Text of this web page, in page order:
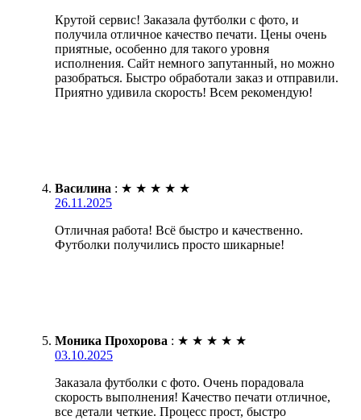
Крутой сервис! Заказала футболки с фото, и
получила отличное качество печати. Цены очень
приятные, особенно для такого уровня
исполнения. Сайт немного запутанный, но можно
разобраться. Быстро обработали заказ и отправили.
Приятно удивила скорость! Всем рекомендую!
Василина : ★ ★ ★ ★ ★
26.11.2025
Отличная работа! Всё быстро и качественно.
Футболки получились просто шикарные!
Моника Прохорова : ★ ★ ★ ★ ★
03.10.2025
Заказала футболки с фото. Очень порадовала
скорость выполнения! Качество печати отличное,
все детали четкие. Процесс прост, быстро